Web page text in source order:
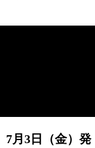
7月3日（金）発